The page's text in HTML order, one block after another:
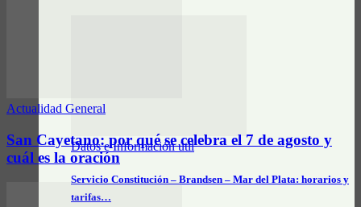
Datos e Información útil
Servicio Constitución – Brandsen – Mar del Plata: horarios y
tarifas…
Actualidad General
San Cayetano: por qué se celebra el 7 de agosto y
cuál es la oración